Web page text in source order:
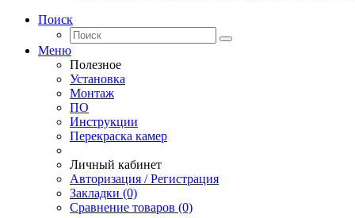
Поиск
Меню
Полезное
Установка
Монтаж
ПО
Инструкции
Перекраска камер
Личный кабинет
Авторизация / Регистрация
Закладки (0)
Сравнение товаров (0)